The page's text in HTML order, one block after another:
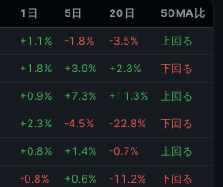
1日 5日 20日 50MA比
+1.1% -1.8% -3.5% 上回る
+1.8% +3.9% +2.3% 下回る
+0.9% +7.3% +11.3% 上回る
+2.3% -4.5% -22.8% 下回る
+0.8% +1.4% -0.7% 上回る
-0.8% +0.6% -11.2% 下回る